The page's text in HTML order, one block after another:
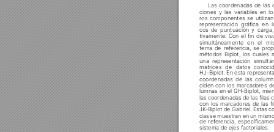
   
ciones y las variables en
ros componentes se
representación gráfica en
    
    
simultáneamente en el
    
   
una representación
matrices de datos
 
coordenadas de las
ciden con los marcadores
   
las coordenadas de las filas
con los marcadores de las

das se muestran en un
 
